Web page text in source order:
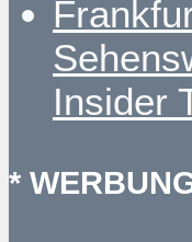
Insider
*